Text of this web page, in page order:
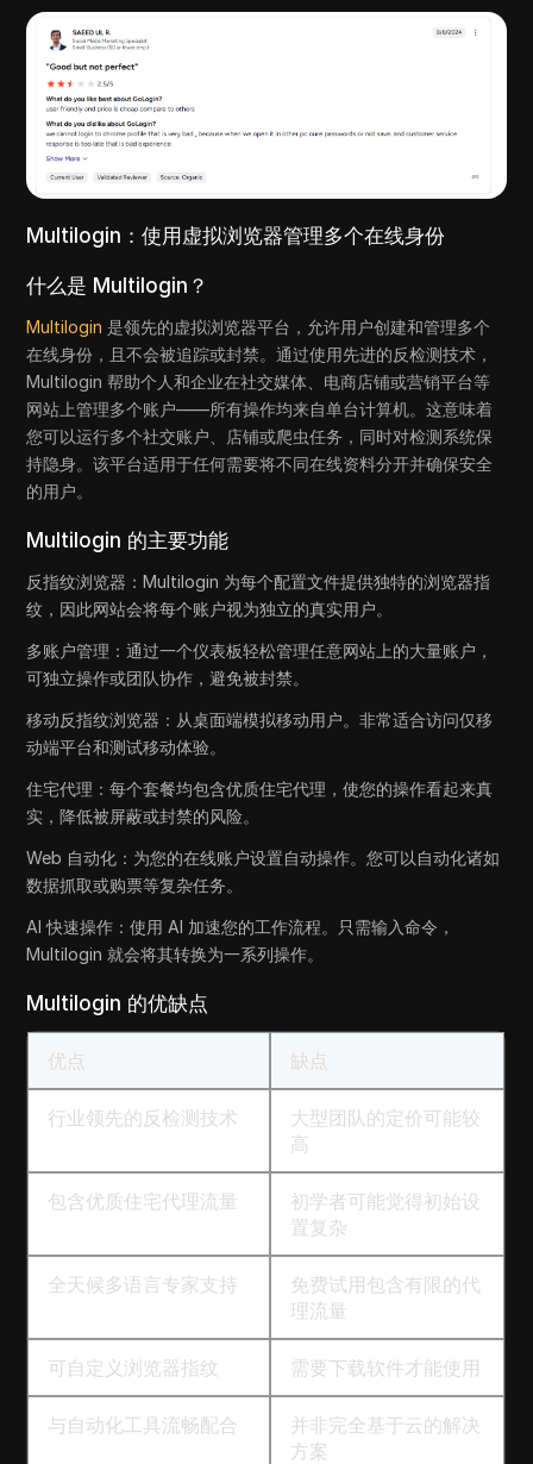
Multilogin：使用虚拟浏览器管理多个在线身份
什么是 Multilogin？
Multilogin 是领先的虚拟浏览器平台，允许用户创建和管理多个
在线身份，且不会被追踪或封禁。通过使用先进的反检测技术，
Multilogin 帮助个人和企业在社交媒体、电商店铺或营销平台等
网站上管理多个账户——所有操作均来自单台计算机。这意味着
您可以运行多个社交账户、店铺或爬虫任务，同时对检测系统保
持隐身。该平台适用于任何需要将不同在线资料分开并确保安全
的用户。
Multilogin 的主要功能
反指纹浏览器：Multilogin 为每个配置文件提供独特的浏览器指
纹，因此网站会将每个账户视为独立的真实用户。
多账户管理：通过一个仪表板轻松管理任意网站上的大量账户，
可独立操作或团队协作，避免被封禁。
移动反指纹浏览器：从桌面端模拟移动用户。非常适合访问仅移
动端平台和测试移动体验。
住宅代理：每个套餐均包含优质住宅代理，使您的操作看起来真
实，降低被屏蔽或封禁的风险。
Web 自动化：为您的在线账户设置自动操作。您可以自动化诸如
数据抓取或购票等复杂任务。
AI 快速操作：使用 AI 加速您的工作流程。只需输入命令，
Multilogin 就会将其转换为一系列操作。
Multilogin 的优缺点
优点 缺点
行业领先的反检测技术
大型团队的定价可能较
高
包含优质住宅代理流量
初学者可能觉得初始设
置复杂
全天候多语言专家支持
免费试用包含有限的代
理流量
可自定义浏览器指纹 需要下载软件才能使用
与自动化工具流畅配合
并非完全基于云的解决
方案